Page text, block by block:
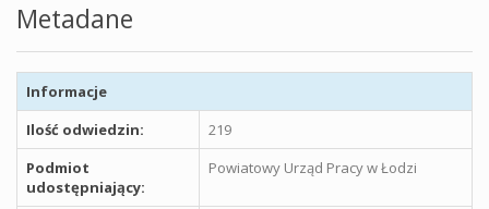
Metadane
Informacje
Ilość odwiedzin:
219
Podmiot
udostępniający:
Powiatowy Urząd Pracy w Łodzi